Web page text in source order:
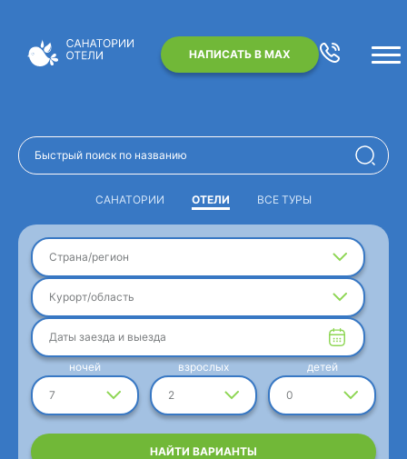
НАПИСАТЬ В MAX
САНАТОРИИ ОТЕЛИ ВСЕ ТУРЫ
Страна/регион
Курорт/область
Даты заезда и выезда
7
ночей
2
взрослых
0
детей
НАЙТИ ВАРИАНТЫ